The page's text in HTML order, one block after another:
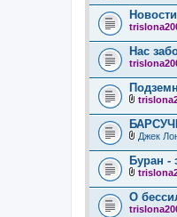
Нас
л
о
ж
е
н
и
В
л
о
ж
е
н
и
Джек
Буран -
л
о
ж
О